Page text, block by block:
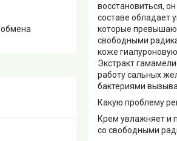
восстановиться,
составе обладает
которые
свободными
коже
Экстракт
работу сальных
бактериями
Какую проблему
Крем увлажняет и
со свободными